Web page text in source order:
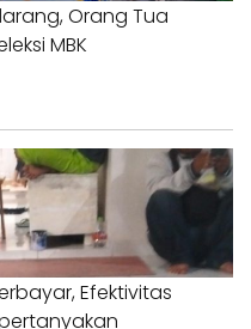
Orang Tua
MBK
Efektivitas